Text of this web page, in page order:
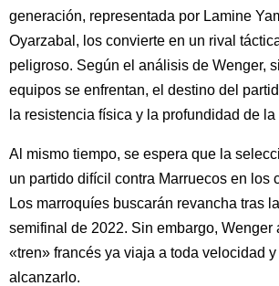
generación, representada por Lamine
Oyarzabal, los convierte en un rival
peligroso. Según el análisis de Wenger,
equipos se enfrentan, el destino del
la resistencia física y la profundidad de
Al mismo tiempo, se espera que la
un partido difícil contra Marruecos en los
Los marroquíes buscarán revancha tras
semifinal de 2022. Sin embargo, Wenger
«tren» francés ya viaja a toda velocidad y
alcanzarlo.